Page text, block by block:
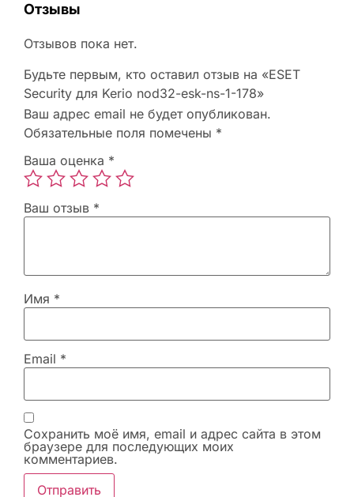
Отзывы
Отзывов пока нет.
Будьте первым, кто оставил отзыв на «ESET
Security для Kerio nod32-esk-ns-1-178»
Ваш адрес email не будет опубликован.
Обязательные поля помечены *
Ваша оценка *
Ваш отзыв *
Имя *
Email *
Сохранить моё имя, email и адрес сайта в этом
браузере для последующих моих
комментариев.